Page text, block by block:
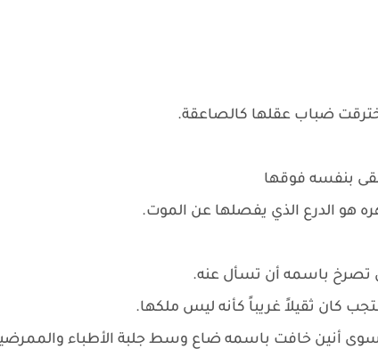
ضباب عقلها كالصاعقة.
بنفسه فوقها
هو الدرع الذي يفصلها عن الموت.
تصرخ باسمه أن تسأل عنه.
كان ثقيلاً غريباً كأنه ليس ملكها.
أنين خافت باسمه ضاع وسط جلبة الأطباء